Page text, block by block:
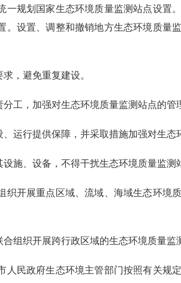
规划国家生态环境质量监测站点设置
设置、调整和撤销地方生态环境质量
，避免重复建设。
，加强对生态环境质量监测站点的管
运行提供保障，并采取措施加强对生态
施、设备，不得干扰生态环境质量监测
开展重点区域、流域、海域生态环境
组织开展跨行政区域的生态环境质量监
民政府生态环境主管部门按照有关规